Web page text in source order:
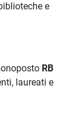
e
RB
laureati e